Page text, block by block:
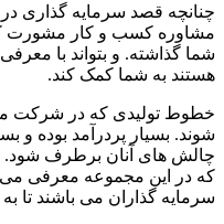
چنانچه قصد سرمایه گذاری در
مشاوره کسب و کار مشورت
شما گذاشته. و بتواند با
هستند به شما کمک کند.
خطوط تولیدی که در شرکت
شوند. بسیار پردرآمد بوده و
چالش های آنان برطرف شود.
که در این مجموعه معرفی می
سرمایه گذاران می باشند تا